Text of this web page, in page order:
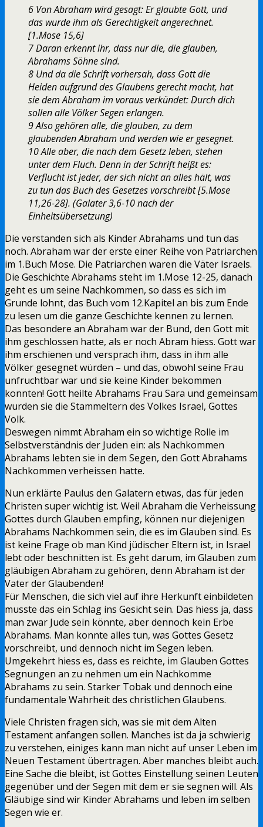
6 Von Abraham wird gesagt: Er glaubte Gott, und
das wurde ihm als Gerechtigkeit angerechnet.
[1.Mose 15,6]
7 Daran erkennt ihr, dass nur die, die glauben,
Abrahams Söhne sind.
8 Und da die Schrift vorhersah, dass Gott die
Heiden aufgrund des Glaubens gerecht macht, hat
sie dem Abraham im voraus verkündet: Durch dich
sollen alle Völker Segen erlangen.
9 Also gehören alle, die glauben, zu dem
glaubenden Abraham und werden wie er gesegnet.
10 Alle aber, die nach dem Gesetz leben, stehen
unter dem Fluch. Denn in der Schrift heißt es:
Verflucht ist jeder, der sich nicht an alles hält, was
zu tun das Buch des Gesetzes vorschreibt [5.Mose
11,26-28]. (Galater 3,6-10 nach der
Einheitsübersetzung)
Die verstanden sich als Kinder Abrahams und tun das
noch. Abraham war der erste einer Reihe von Patriarchen
im 1.Buch Mose. Die Patriarchen waren die Väter Israels.
Die Geschichte Abrahams steht im 1.Mose 12-25, danach
geht es um seine Nachkommen, so dass es sich im
Grunde lohnt, das Buch vom 12.Kapitel an bis zum Ende
zu lesen um die ganze Geschichte kennen zu lernen.
Das besondere an Abraham war der Bund, den Gott mit
ihm geschlossen hatte, als er noch Abram hiess. Gott war
ihm erschienen und versprach ihm, dass in ihm alle
Völker gesegnet würden – und das, obwohl seine Frau
unfruchtbar war und sie keine Kinder bekommen
konnten! Gott heilte Abrahams Frau Sara und gemeinsam
wurden sie die Stammeltern des Volkes Israel, Gottes
Volk.
Deswegen nimmt Abraham ein so wichtige Rolle im
Selbstverständnis der Juden ein: als Nachkommen
Abrahams lebten sie in dem Segen, den Gott Abrahams
Nachkommen verheissen hatte.
Nun erklärte Paulus den Galatern etwas, das für jeden
Christen super wichtig ist. Weil Abraham die Verheissung
Gottes durch Glauben empfing, können nur diejenigen
Abrahams Nachkommen sein, die es im Glauben sind. Es
ist keine Frage ob man Kind jüdischer Eltern ist, in Israel
lebt oder beschnitten ist. Es geht darum, im Glauben zum
gläubigen Abraham zu gehören, denn Abraham ist der
Vater der Glaubenden!
Für Menschen, die sich viel auf ihre Herkunft einbildeten
musste das ein Schlag ins Gesicht sein. Das hiess ja, dass
man zwar Jude sein könnte, aber dennoch kein Erbe
Abrahams. Man konnte alles tun, was Gottes Gesetz
vorschreibt, und dennoch nicht im Segen leben.
Umgekehrt hiess es, dass es reichte, im Glauben Gottes
Segnungen an zu nehmen um ein Nachkomme
Abrahams zu sein. Starker Tobak und dennoch eine
fundamentale Wahrheit des christlichen Glaubens.
Viele Christen fragen sich, was sie mit dem Alten
Testament anfangen sollen. Manches ist da ja schwierig
zu verstehen, einiges kann man nicht auf unser Leben im
Neuen Testament übertragen. Aber manches bleibt auch.
Eine Sache die bleibt, ist Gottes Einstellung seinen Leuten
gegenüber und der Segen mit dem er sie segnen will. Als
Gläubige sind wir Kinder Abrahams und leben im selben
Segen wie er.